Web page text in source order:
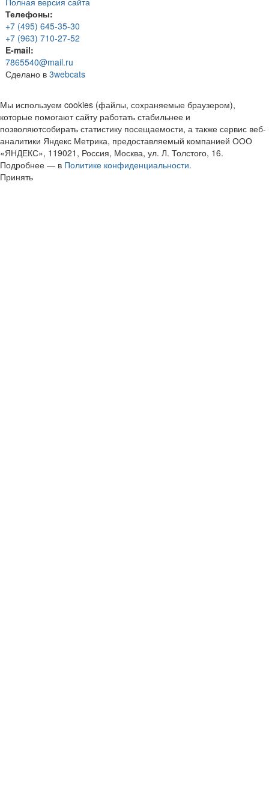
Телефоны:
+7 (495) 645-35-30
+7 (963) 710-27-52
E-mail:
7865540@mail.ru
Сделано в 3webcats
Мы используем cookies (файлы, сохраняемые браузером),
которые помогают сайту работать стабильнее и
позволяютсобирать статистику посещаемости, а также сервис веб-
аналитики Яндекс Метрика, предоставляемый компанией ООО
«ЯНДЕКС», 119021, Россия, Москва, ул. Л. Толстого, 16.
Подробнее — в Политике конфиденциальности.
Принять